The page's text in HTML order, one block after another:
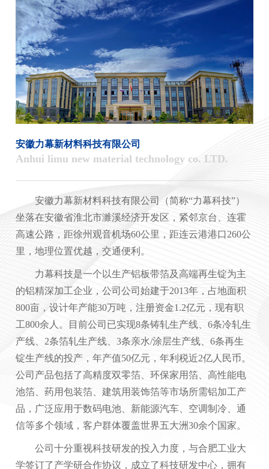
安徽力幕新材料科技有限公司
Anhui limu new material technology co. LTD.
安徽力幕新材料科技有限公司（简称“力幕科技”）
坐落在安徽省淮北市濉溪经济开发区，紧邻京台、连霍
高速公路，距徐州观音机场60公里，距连云港港口260公
里，地理位置优越，交通便利。
力幕科技是一个以生产铝板带箔及高端再生锭为主
的铝精深加工企业，公司公司始建于2013年，占地面积
800亩，设计年产能30万吨，注册资金1.2亿元，现有职
工800余人。目前公司已实现8条铸轧生产线、6条冷轧生
产线、2条箔轧生产线、3条亲水/涂层生产线、6条再生
锭生产线的投产，年产值50亿元，年利税近2亿人民币。
公司产品包括了高精度双零箔、环保家用箔、高性能电
池箔、药用包装箔、建筑用装饰箔等市场所需铝加工产
品，广泛应用于数码电池、新能源汽车、空调制冷、通
信等多个领域，客户群体覆盖世界五大洲30余个国家。
公司十分重视科技研发的投入力度，与合肥工业大
学签订了产学研合作协议，成立了科技研发中心，拥有